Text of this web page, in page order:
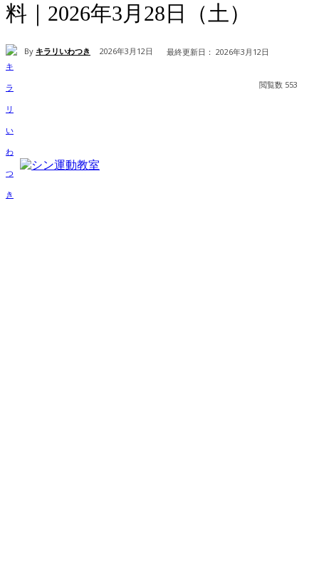
料｜2026年3月28日（土）
By キラリいわつき 2026年3月12日 最終更新日： 2026年3月12日
閲覧数 553